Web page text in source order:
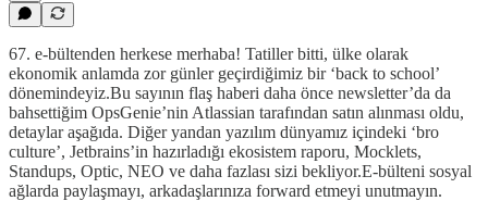
67. e-bültenden herkese merhaba! Tatiller bitti, ülke olarak
ekonomik anlamda zor günler geçirdiğimiz bir ‘back to school’
dönemindeyiz.Bu sayının flaş haberi daha önce newsletter’da da
bahsettiğim OpsGenie’nin Atlassian tarafından satın alınması oldu,
detaylar aşağıda. Diğer yandan yazılım dünyamız içindeki ‘bro
culture’, Jetbrains’in hazırladığı ekosistem raporu, Mocklets,
Standups, Optic, NEO ve daha fazlası sizi bekliyor.E-bülteni sosyal
ağlarda paylaşmayı, arkadaşlarınıza forward etmeyi unutmayın.